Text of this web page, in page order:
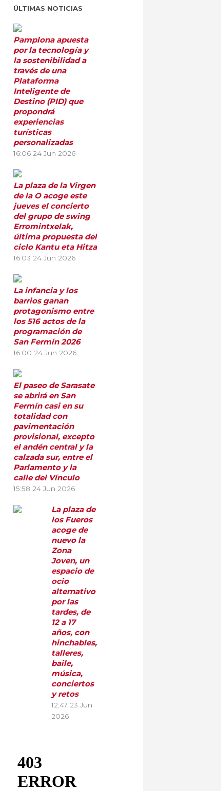
ÚLTIMAS NOTICIAS
Pamplona apuesta
por la tecnología y
la sostenibilidad a
través de una
Plataforma
Inteligente de
Destino (PID) que
propondrá
experiencias
turísticas
personalizadas
16:06 24 Jun 2026
La plaza de la Virgen
de la O acoge este
jueves el concierto
del grupo de swing
Erromintxelak,
última propuesta del
ciclo Kantu eta Hitza
16:03 24 Jun 2026
La infancia y los
barrios ganan
protagonismo entre
los 516 actos de la
programación de
San Fermín 2026
16:00 24 Jun 2026
El paseo de Sarasate
se abrirá en San
Fermín casi en su
totalidad con
pavimentación
provisional, excepto
el andén central y la
calzada sur, entre el
Parlamento y la
calle del Vínculo
15:58 24 Jun 2026
La plaza de
los Fueros
acoge de
nuevo la
Zona
Joven, un
espacio de
ocio
alternativo
por las
tardes, de
12 a 17
años, con
hinchables,
talleres,
baile,
música,
conciertos
y retos
12:47 23 Jun
2026